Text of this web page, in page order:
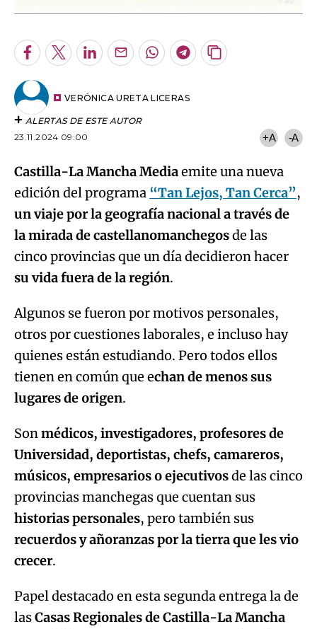
Facebook
TwitterLinkedInEnviarWhatsapp
Telegram
Copiar
VERÓNICA URETA LICERAS
ALERTAS DE ESTE AUTOR
23.11.2024 09:00
+A -A
Castilla-La Mancha Mediaemite una nueva
edición del programa “Tan Lejos, Tan Cerca”,
un viaje por la geografía nacional a través de
la mirada de castellanomanchegosde las
cinco provincias que un día decidieron hacer
su vidafuera de la región.
Algunos se fueron por motivos personales,
otros por cuestiones laborales, e incluso hay
quienes están estudiando. Pero todos ellos
tienen en común que echan de menos sus
lugares de origen.
Sonmédicos, investigadores, profesores de
Universidad, deportistas, chefs, camareros,
músicos, empresarios o ejecutivosde las cinco
provincias manchegas que cuentan sus
historias personales, pero también sus
recuerdos y añoranzaspor la tierra que les vio
crecer.
Papel destacado en esta segunda entrega la de
lasCasas Regionales de Castilla-La Mancha